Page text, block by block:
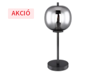
AKCIÓ